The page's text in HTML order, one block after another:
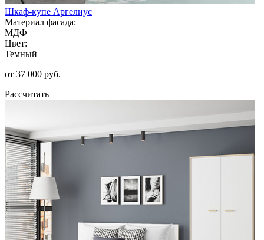
Шкаф-купе Аргелиус
Материал фасада:
МДФ
Цвет:
Темный
от 37 000 руб.
Рассчитать